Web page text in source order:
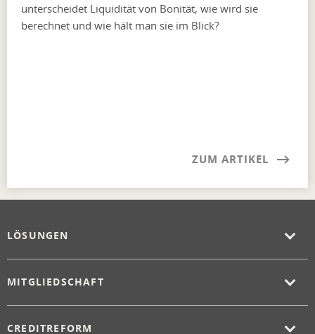
unterscheidet Liquidität von Bonität, wie wird sie
berechnet und wie hält man sie im Blick?
ZUM ARTIKEL
LÖSUNGEN
MITGLIEDSCHAFT
CREDITREFORM